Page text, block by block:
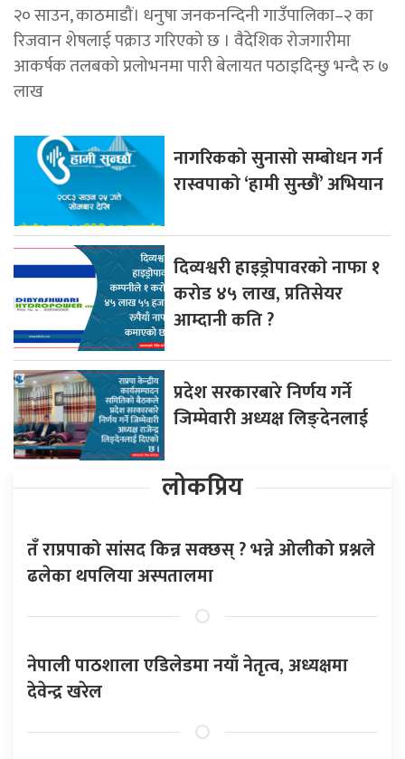
२० साउन, काठमाडौं। धनुषा जनकनन्दिनी गाउँपालिका–२ का
रिजवान शेषलाई पक्राउ गरिएको छ । वैदेशिक रोजगारीमा
आकर्षक तलबको प्रलोभनमा पारी बेलायत पठाइदिन्छु भन्दै रु ७
लाख
नागरिकको सुनासो सम्बोधन गर्न
रास्वपाको ‘हामी सुन्छौं’ अभियान
दिव्यश्वरी हाइड्रोपावरकाे नाफा १
करोड ४५ लाख, प्रतिसेयर
आम्दानी कति ?
प्रदेश सरकारबारे निर्णय गर्ने
जिम्मेवारी अध्यक्ष लिङ्देनलाई
लोकप्रिय
तँ राप्रपाको सांसद किन्न सक्छस् ? भन्ने ओलीको प्रश्नले
ढलेका थपलिया अस्पतालमा
नेपाली पाठशाला एडिलेडमा नयाँ नेतृत्व, अध्यक्षमा
देवेन्द्र खरेल